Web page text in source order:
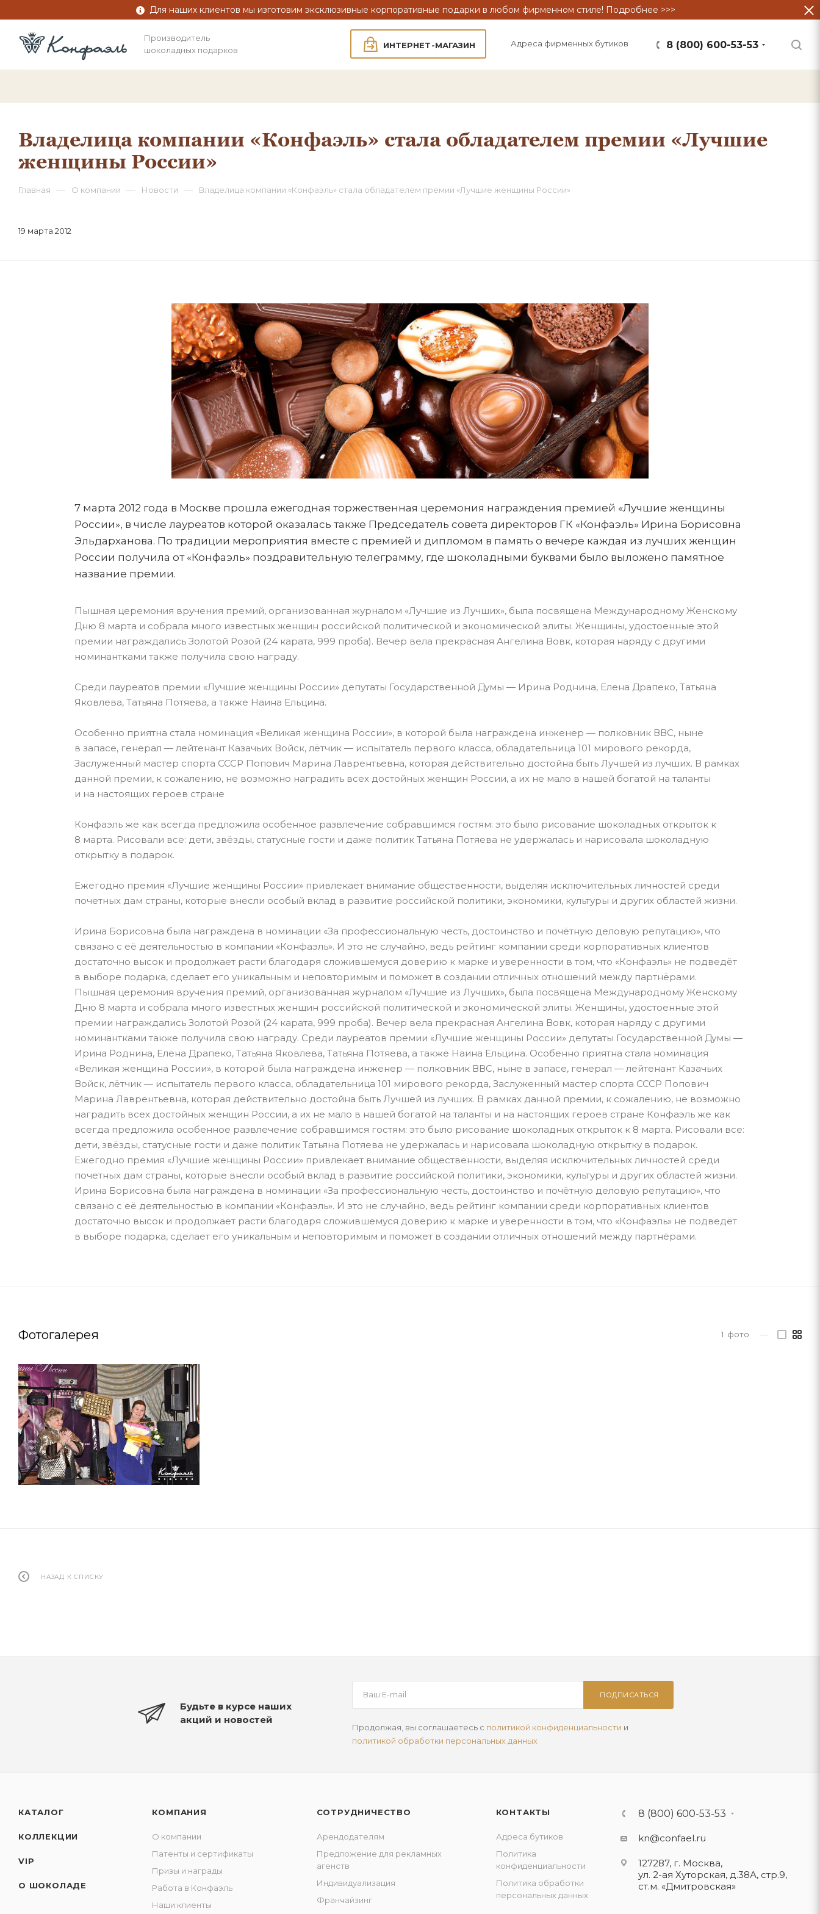
Для наших клиентов мы изготовим эксклюзивные корпоративные подарки в любом фирменном стиле! Подробнее >>>
Производитель
шоколадных подарков
8 (800) 600-53-53
ИНТЕРНЕТ-МАГАЗИН Адреса фирменных бутиков
Владелица компании «Конфаэль» стала обладателем премии «Лучшие
женщины России»
Главная — О компании — Новости — Владелица компании «Конфаэль» стала обладателем премии «Лучшие женщины России»
19 марта 2012
7 марта 2012 года в Москве прошла ежегодная торжественная церемония награждения премией «Лучшие женщины
России», в числе лауреатов которой оказалась также Председатель совета директоров ГК «Конфаэль» Ирина Борисовна
Эльдарханова. По традиции мероприятия вместе с премией и дипломом в память о вечере каждая из лучших женщин
России получила от «Конфаэль» поздравительную телеграмму, где шоколадными буквами было выложено памятное
название премии.
Пышная церемония вручения премий, организованная журналом «Лучшие из Лучших», была посвящена Международному Женскому
Дню 8 марта и собрала много известных женщин российской политической и экономической элиты. Женщины, удостоенные этой
премии награждались Золотой Розой (24 карата, 999 проба). Вечер вела прекрасная Ангелина Вовк, которая наряду с другими
номинантками также получила свою награду.
Среди лауреатов премии «Лучшие женщины России» депутаты Государственной Думы — Ирина Роднина, Елена Драпеко, Татьяна
Яковлева, Татьяна Потяева, а также Наина Ельцина.
Особенно приятна стала номинация «Великая женщина России», в которой была награждена инженер — полковник ВВС, ныне
в запасе, генерал — лейтенант Казачьих Войск, лётчик — испытатель первого класса, обладательница 101 мирового рекорда,
Заслуженный мастер спорта СССР Попович Марина Лаврентьевна, которая действительно достойна быть Лучшей из лучших. В рамках
данной премии, к сожалению, не возможно наградить всех достойных женщин России, а их не мало в нашей богатой на таланты
и на настоящих героев стране
Конфаэль же как всегда предложила особенное развлечение собравшимся гостям: это было рисование шоколадных открыток к
8 марта. Рисовали все: дети, звёзды, статусные гости и даже политик Татьяна Потяева не удержалась и нарисовала шоколадную
открытку в подарок.
Ежегодно премия «Лучшие женщины России» привлекает внимание общественности, выделяя исключительных личностей среди
почетных дам страны, которые внесли особый вклад в развитие российской политики, экономики, культуры и других областей жизни.
Ирина Борисовна была награждена в номинации «За профессиональную честь, достоинство и почётную деловую репутацию», что
связано с её деятельностью в компании «Конфаэль». И это не случайно, ведь рейтинг компании среди корпоративных клиентов
достаточно высок и продолжает расти благодаря сложившемуся доверию к марке и уверенности в том, что «Конфаэль» не подведёт
в выборе подарка, сделает его уникальным и неповторимым и поможет в создании отличных отношений между партнёрами.
Пышная церемония вручения премий, организованная журналом «Лучшие из Лучших», была посвящена Международному Женскому
Дню 8 марта и собрала много известных женщин российской политической и экономической элиты. Женщины, удостоенные этой
премии награждались Золотой Розой (24 карата, 999 проба). Вечер вела прекрасная Ангелина Вовк, которая наряду с другими
номинантками также получила свою награду. Среди лауреатов премии «Лучшие женщины России» депутаты Государственной Думы —
Ирина Роднина, Елена Драпеко, Татьяна Яковлева, Татьяна Потяева, а также Наина Ельцина. Особенно приятна стала номинация
«Великая женщина России», в которой была награждена инженер — полковник ВВС, ныне в запасе, генерал — лейтенант Казачьих
Войск, лётчик — испытатель первого класса, обладательница 101 мирового рекорда, Заслуженный мастер спорта СССР Попович
Марина Лаврентьевна, которая действительно достойна быть Лучшей из лучших. В рамках данной премии, к сожалению, не возможно
наградить всех достойных женщин России, а их не мало в нашей богатой на таланты и на настоящих героев стране Конфаэль же как
всегда предложила особенное развлечение собравшимся гостям: это было рисование шоколадных открыток к 8 марта. Рисовали все:
дети, звёзды, статусные гости и даже политик Татьяна Потяева не удержалась и нарисовала шоколадную открытку в подарок.
Ежегодно премия «Лучшие женщины России» привлекает внимание общественности, выделяя исключительных личностей среди
почетных дам страны, которые внесли особый вклад в развитие российской политики, экономики, культуры и других областей жизни.
Ирина Борисовна была награждена в номинации «За профессиональную честь, достоинство и почётную деловую репутацию», что
связано с её деятельностью в компании «Конфаэль». И это не случайно, ведь рейтинг компании среди корпоративных клиентов
достаточно высок и продолжает расти благодаря сложившемуся доверию к марке и уверенности в том, что «Конфаэль» не подведёт
в выборе подарка, сделает его уникальным и неповторимым и поможет в создании отличных отношений между партнёрами.
Фотогалерея 1 фото —
НАЗАД К СПИСКУ
Будьте в курсе наших
акций и новостей
ПОДПИСАТЬСЯ
Продолжая, вы соглашаетесь с политикой конфиденциальности и
политикой обработки персональных данных
КАТАЛОГ
КОЛЛЕКЦИИ
VIP
О ШОКОЛАДЕ
КОМПАНИЯ
О компании
Патенты и сертификаты
Призы и награды
Работа в Конфаэль
Наши клиенты
СОТРУДНИЧЕСТВО
Арендодателям
Предложение для рекламных
агенств
Индивидуализация
Франчайзинг
КОНТАКТЫ
Адреса бутиков
Политика
конфиденциальности
Политика обработки
персональных данных
8 (800) 600-53-53
kn@confael.ru
127287, г. Москва,
ул. 2-ая Хуторская, д.38А, стр.9,
ст.м. «Дмитровская»